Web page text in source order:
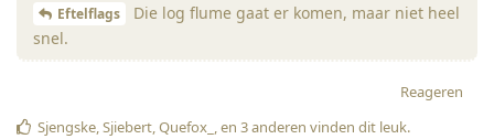
Eftelflags
Die log flume gaat er komen, maar niet heel
snel.
Reageren
Sjengske,Sjiebert,Quefox_ , en 3anderen vinden dit leuk.